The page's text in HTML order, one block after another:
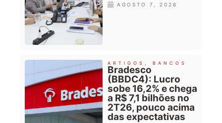
AGOSTO 7, 2026
ARTIGOS BANCOS
Bradesco
(BBDC4): Lucro
sobe 16,2% e chega
a R$ 7,1 bilhões no
2T26, pouco acima
das expectativas